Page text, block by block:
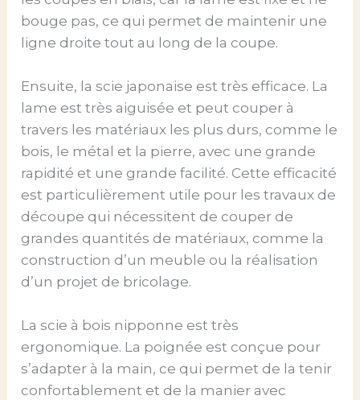
bouge pas, ce qui permet de maintenir une
ligne droite tout au long de la coupe.
Ensuite, la scie japonaise est très efficace. La
lame est très aiguisée et peut couper à
travers les matériaux les plus durs, comme le
bois, le métal et la pierre, avec une grande
rapidité et une grande facilité. Cette efficacité
est particulièrement utile pour les travaux de
découpe qui nécessitent de couper de
grandes quantités de matériaux, comme la
construction d’un meuble ou la réalisation
d’un projet de bricolage.
La scie à bois nipponne est très
ergonomique. La poignée est conçue pour
s’adapter à la main, ce qui permet de la tenir
confortablement et de la manier avec